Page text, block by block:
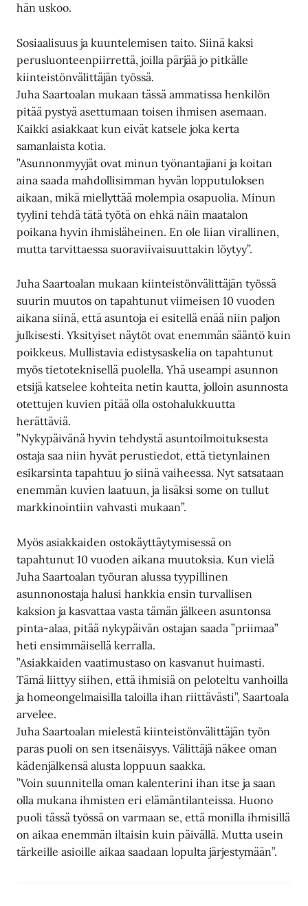
hän uskoo.
Sosiaalisuus ja kuuntelemisen taito. Siinä kaksi
perusluonteenpiirrettä, joilla pärjää jo pitkälle
kiinteistönvälittäjän työssä.
Juha Saartoalan mukaan tässä ammatissa henkilön
pitää pystyä asettumaan toisen ihmisen asemaan.
Kaikki asiakkaat kun eivät katsele joka kerta
samanlaista kotia.
”Asunnonmyyjät ovat minun työnantajiani ja koitan
aina saada mahdollisimman hyvän lopputuloksen
aikaan, mikä miellyttää molempia osapuolia. Minun
tyylini tehdä tätä työtä on ehkä näin maatalon
poikana hyvin ihmisläheinen. En ole liian virallinen,
mutta tarvittaessa suoraviivaisuuttakin löytyy”.
Juha Saartoalan mukaan kiinteistönvälittäjän työssä
suurin muutos on tapahtunut viimeisen 10 vuoden
aikana siinä, että asuntoja ei esitellä enää niin paljon
julkisesti. Yksityiset näytöt ovat enemmän sääntö kuin
poikkeus. Mullistavia edistysaskelia on tapahtunut
myös tietoteknisellä puolella. Yhä useampi asunnon
etsijä katselee kohteita netin kautta, jolloin asunnosta
otettujen kuvien pitää olla ostohalukkuutta
herättäviä.
”Nykypäivänä hyvin tehdystä asuntoilmoituksesta
ostaja saa niin hyvät perustiedot, että tietynlainen
esikarsinta tapahtuu jo siinä vaiheessa. Nyt satsataan
enemmän kuvien laatuun, ja lisäksi some on tullut
markkinointiin vahvasti mukaan”.
Myös asiakkaiden ostokäyttäytymisessä on
tapahtunut 10 vuoden aikana muutoksia. Kun vielä
Juha Saartoalan työuran alussa tyypillinen
asunnonostaja halusi hankkia ensin turvallisen
kaksion ja kasvattaa vasta tämän jälkeen asuntonsa
pinta-alaa, pitää nykypäivän ostajan saada ”priimaa”
heti ensimmäisellä kerralla.
”Asiakkaiden vaatimustaso on kasvanut huimasti.
Tämä liittyy siihen, että ihmisiä on peloteltu vanhoilla
ja homeongelmaisilla taloilla ihan riittävästi”, Saartoala
arvelee.
Juha Saartoalan mielestä kiinteistönvälittäjän työn
paras puoli on sen itsenäisyys. Välittäjä näkee oman
kädenjälkensä alusta loppuun saakka.
”Voin suunnitella oman kalenterini ihan itse ja saan
olla mukana ihmisten eri elämäntilanteissa. Huono
puoli tässä työssä on varmaan se, että monilla ihmisillä
on aikaa enemmän iltaisin kuin päivällä. Mutta usein
tärkeille asioille aikaa saadaan lopulta järjestymään”.